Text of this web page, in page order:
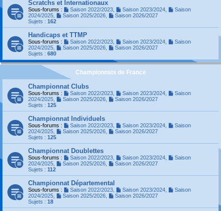
Scratchs et Internationaux
Sous-forums : Saison 2022/2023, Saison 2023/2024,
Saison
2024/2025
Saison 2025/2026,
Saison 2026/2027
Sujets : 162
Handicaps et TTMP
Sous-forums : Saison 2022/2023, Saison 2023/2024,
Saison
2024/2025
Saison 2025/2026,
Saison 2026/2027
Sujets : 680
Championnats de France
Championnat Clubs
Sous-forums : Saison 2022/2023, Saison 2023/2024,
Saison
2024/2025
Saison 2025/2026,
Saison 2026/2027
Sujets : 125
Championnat Individuels
Sous-forums : Saison 2022/2023, Saison 2023/2024,
Saison
2024/2025
Saison 2025/2026,
Saison 2026/2027
Sujets : 125
Championnat Doublettes
Sous-forums : Saison 2022/2023, Saison 2023/2024,
Saison
2024/2025
Saison 2025/2026,
Saison 2026/2027
Sujets : 112
Championnat Départemental
Sous-forums : Saison 2022/2023, Saison 2023/2024,
Saison
2024/2025
Saison 2025/2026,
Saison 2026/2027
Sujets : 18